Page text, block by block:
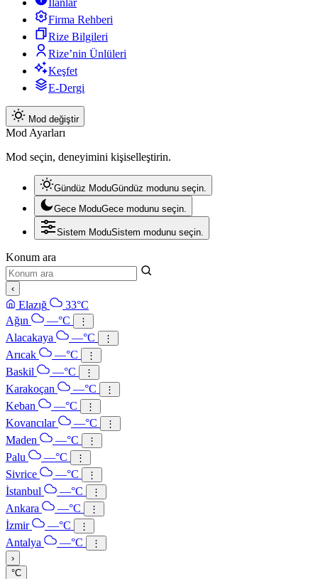
İlanlar
Firma Rehberi
Rize Bilgileri
Rize’nin Ünlüleri
Keşfet
E-Dergi
Mod değiştir
Mod Ayarları
Mod seçin, deneyimini kişiselleştirin.
Gündüz ModuGündüz modunu seçin.
Gece ModuGece modunu seçin.
Sistem ModuSistem modunu seçin.
Konum ara
‹
Elazığ
33°C
Ağın
—°C ⋮
Alacakaya —°C ⋮
Arıcak —°C ⋮
Baskil —°C ⋮
Karakoçan —°C ⋮
Keban —°C ⋮
Kovancılar —°C ⋮
Maden —°C ⋮
Palu —°C ⋮
Sivrice —°C ⋮
İstanbul —°C ⋮
Ankara —°C ⋮
İzmir —°C ⋮
Antalya —°C
⋮
›
°C